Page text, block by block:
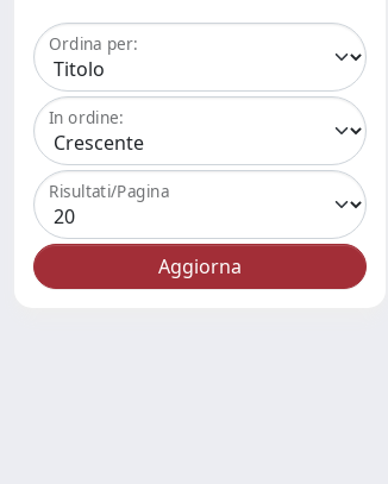
Ordina per:
In ordine:
Risultati/Pagina